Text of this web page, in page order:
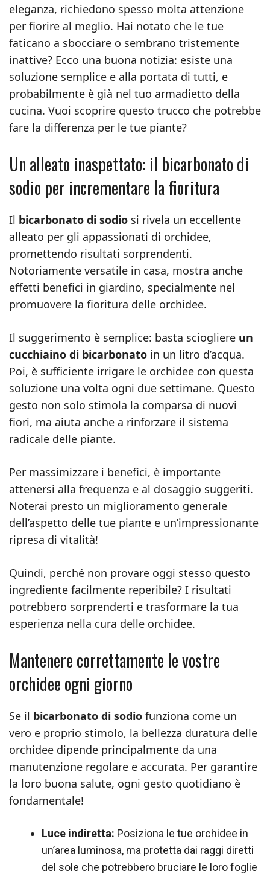
eleganza, richiedono spesso molta attenzione
per fiorire al meglio. Hai notato che le tue
faticano a sbocciare o sembrano tristemente
inattive? Ecco una buona notizia: esiste una
soluzione semplice e alla portata di tutti, e
probabilmente è già nel tuo armadietto della
cucina. Vuoi scoprire questo trucco che potrebbe
fare la differenza per le tue piante?
Un alleato inaspettato: il bicarbonato di
sodio per incrementare la fioritura
Il bicarbonato di sodio si rivela un eccellente
alleato per gli appassionati di orchidee,
promettendo risultati sorprendenti.
Notoriamente versatile in casa, mostra anche
effetti benefici in giardino, specialmente nel
promuovere la fioritura delle orchidee.
Il suggerimento è semplice: basta sciogliere un
cucchiaino di bicarbonato in un litro d’acqua.
Poi, è sufficiente irrigare le orchidee con questa
soluzione una volta ogni due settimane. Questo
gesto non solo stimola la comparsa di nuovi
fiori, ma aiuta anche a rinforzare il sistema
radicale delle piante.
Per massimizzare i benefici, è importante
attenersi alla frequenza e al dosaggio suggeriti.
Noterai presto un miglioramento generale
dell’aspetto delle tue piante e un’impressionante
ripresa di vitalità!
Quindi, perché non provare oggi stesso questo
ingrediente facilmente reperibile? I risultati
potrebbero sorprenderti e trasformare la tua
esperienza nella cura delle orchidee.
Mantenere correttamente le vostre
orchidee ogni giorno
Se il bicarbonato di sodio funziona come un
vero e proprio stimolo, la bellezza duratura delle
orchidee dipende principalmente da una
manutenzione regolare e accurata. Per garantire
la loro buona salute, ogni gesto quotidiano è
fondamentale!
Luce indiretta: Posiziona le tue orchidee in
un’area luminosa, ma protetta dai raggi diretti
del sole che potrebbero bruciare le loro foglie